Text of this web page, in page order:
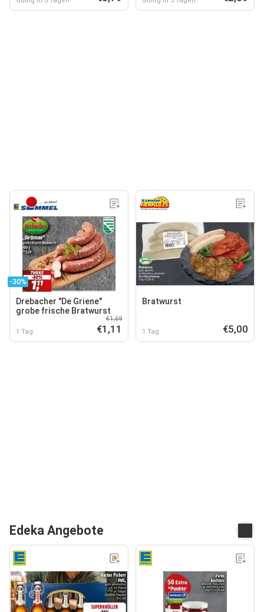
-30%
Drebacher "De Griene"
grobe frische Bratwurst
1 Tag
€1,69
€1,11
Bratwurst
1 Tag €5,00
Edeka Angebote